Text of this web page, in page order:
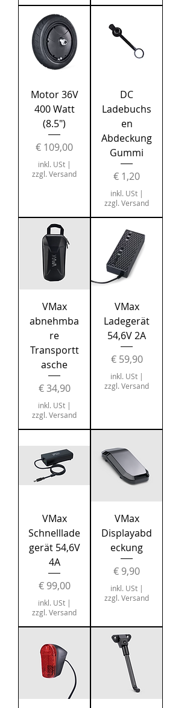
Motor 36V
400 Watt
(8.5")
Preis
€ 109,00
inkl. USt|
zzgl. Versand
DC
Ladebuchs
en
Abdeckung
Gummi
Preis
€ 1,20
inkl. USt|
zzgl. Versand
VMax
abnehmba
re
Transportt
asche
Preis
€ 34,90
inkl. USt|
zzgl. Versand
VMax
Ladegerät
54,6V 2A
Preis
€ 59,90
inkl. USt|
zzgl. Versand
VMax
Schnelllade
gerät 54,6V
4A
Preis
€ 99,00
inkl. USt|
zzgl. Versand
VMax
Displayabd
eckung
Preis
€ 9,90
inkl. USt|
zzgl. Versand